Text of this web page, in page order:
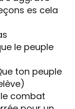
es cela
le peuple
ton peuple
combat